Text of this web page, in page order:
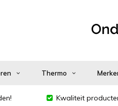
Thermo
Kwaliteit